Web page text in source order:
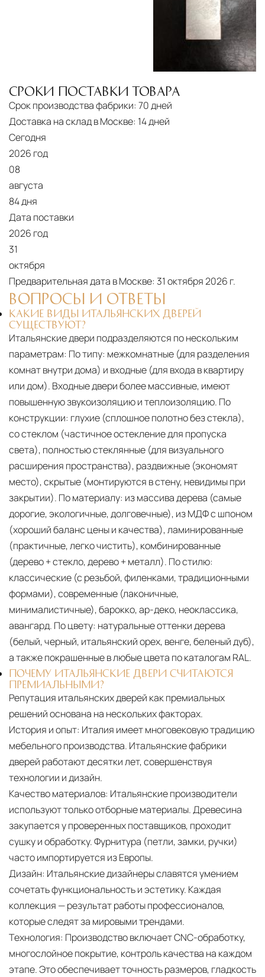
СРОКИ ПОСТАВКИ ТОВАРА
Срок производства фабрики: 70 дней
Доставка на склад в Москве: 14 дней
Сегодня
2026 год
08
августа
84 дня
Дата поставки
2026 год
31
октября
Предварительная дата в Москве: 31 октября 2026 г.
ВОПРОСЫ И ОТВЕТЫ
КАКИЕ ВИДЫ ИТАЛЬЯНСКИХ ДВЕРЕЙ
СУЩЕСТВУЮТ?
Итальянские двери подразделяются по нескольким
параметрам: По типу: межкомнатные (для разделения
комнат внутри дома) и входные (для входа в квартиру
или дом). Входные двери более массивные, имеют
повышенную звукоизоляцию и теплоизоляцию. По
конструкции: глухие (сплошное полотно без стекла),
со стеклом (частичное остекление для пропуска
света), полностью стеклянные (для визуального
расширения пространства), раздвижные (экономят
место), скрытые (монтируются в стену, невидимы при
закрытии). По материалу: из массива дерева (самые
дорогие, экологичные, долговечные), из МДФ с шпоном
(хороший баланс цены и качества), ламинированные
(практичные, легко чистить), комбинированные
(дерево + стекло, дерево + металл). По стилю:
классические (с резьбой, филенками, традиционными
формами), современные (лаконичные,
минималистичные), барокко, ар-деко, неоклассика,
авангард. По цвету: натуральные оттенки дерева
(белый, черный, итальянский орех, венге, беленый дуб),
а также покрашенные в любые цвета по каталогам RAL.
ПОЧЕМУ ИТАЛЬЯНСКИЕ ДВЕРИ СЧИТАЮТСЯ
ПРЕМИАЛЬНЫМИ?
Репутация итальянских дверей как премиальных
решений основана на нескольких факторах.
История и опыт: Италия имеет многовековую традицию
мебельного производства. Итальянские фабрики
дверей работают десятки лет, совершенствуя
технологии и дизайн.
Качество материалов: Итальянские производители
используют только отборные материалы. Древесина
закупается у проверенных поставщиков, проходит
сушку и обработку. Фурнитура (петли, замки, ручки)
часто импортируется из Европы.
Дизайн: Итальянские дизайнеры славятся умением
сочетать функциональность и эстетику. Каждая
коллекция — результат работы профессионалов,
которые следят за мировыми трендами.
Технология: Производство включает CNC-обработку,
многослойное покрытие, контроль качества на каждом
этапе. Это обеспечивает точность размеров, гладкость